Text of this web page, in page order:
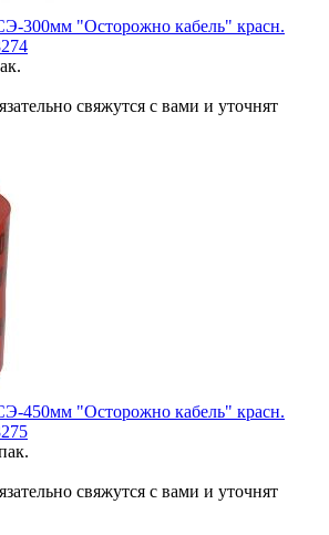
300мм "Осторожно кабель" красн.
свяжутся с вами и уточнят
450мм "Осторожно кабель" красн.
свяжутся с вами и уточнят